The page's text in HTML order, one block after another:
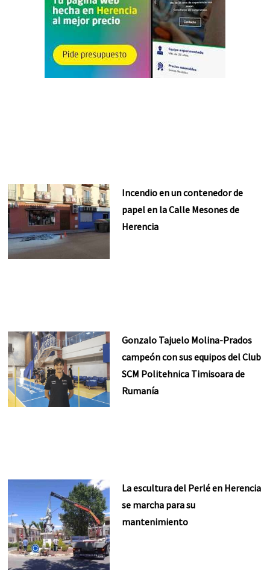
Incendio en un contenedor de
papel en la Calle Mesones de
Herencia
Gonzalo Tajuelo Molina-Prados
campeón con sus equipos del Club
SCM Politehnica Timisoara de
Rumanía
La escultura del Perlé en Herencia
se marcha para su
mantenimiento